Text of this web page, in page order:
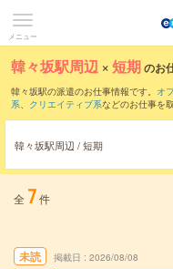
メニュー
韓々坂駅周辺 ×短期のお
韓々坂駅の派遣のお仕事情報です。 オ
系、 クリエイティブ系などのお仕事を
韓々坂駅周辺 / 短期
全 7件
未読 掲載日 2026/08/08